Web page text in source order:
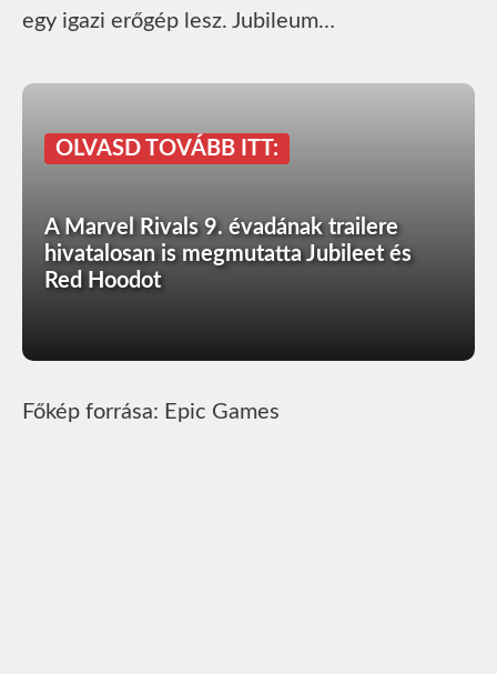
egy igazi erőgép lesz. Jubileum…
OLVASD TOVÁBB ITT:
A Marvel Rivals 9. évadának trailere
hivatalosan is megmutatta Jubileet és
Red Hoodot
Főkép forrása: Epic Games